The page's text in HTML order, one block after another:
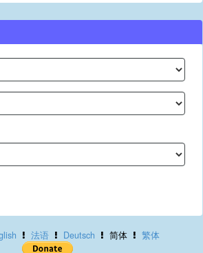
法语 Deutsch 简体 繁体